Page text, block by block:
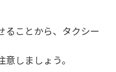
ることから、タクシー
しましょう。